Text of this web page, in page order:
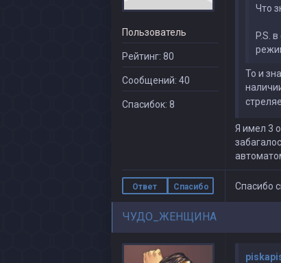
Пользователь
Рейтинг: 80
Сообщений: 40
Спасибок: 8
Что
P.S.
То и
Я имел 3
Ответ Спасибо Спасибо
ЧУДО_ЖЕНЩИНА